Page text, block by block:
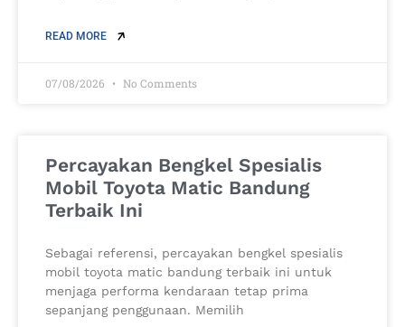
READ MORE
07/08/2026 No Comments
Percayakan Bengkel Spesialis
Mobil Toyota Matic Bandung
Terbaik Ini
Sebagai referensi, percayakan bengkel spesialis
mobil toyota matic bandung terbaik ini untuk
menjaga performa kendaraan tetap prima
sepanjang penggunaan. Memilih